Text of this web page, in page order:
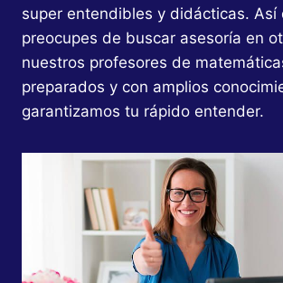
super entendibles y didácticas. Así
preocupes de buscar asesoría en
nuestros profesores de
preparados y con amplios
garantizamos tu rápido entender.